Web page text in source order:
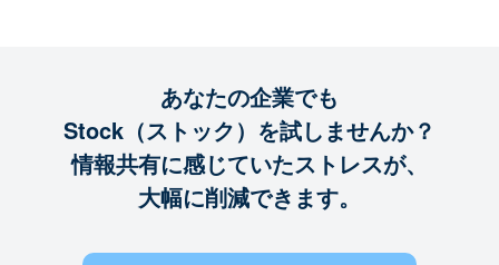
あなたの企業でも
Stock（ストック）を試しませんか？
情報共有に感じていたストレスが、
大幅に削減できます。